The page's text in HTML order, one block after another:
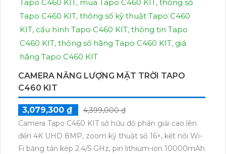
CAMERA NĂNG LƯỢNG MẶT TRỜI TAPO
C460 KIT
3,079,300 ₫
4,399,000 ₫
Camera Tapo C460 KIT sở hữu độ phân giải cao lên
đến 4K UHD 8MP, zoom kỹ thuật số 16×, kết nối Wi-
Fi băng tần kép 2.4/5 GHz, pin lithium-ion 10000mAh